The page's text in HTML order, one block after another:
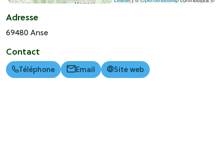
Adresse
69480Anse
Contact
Téléphone Email Site web